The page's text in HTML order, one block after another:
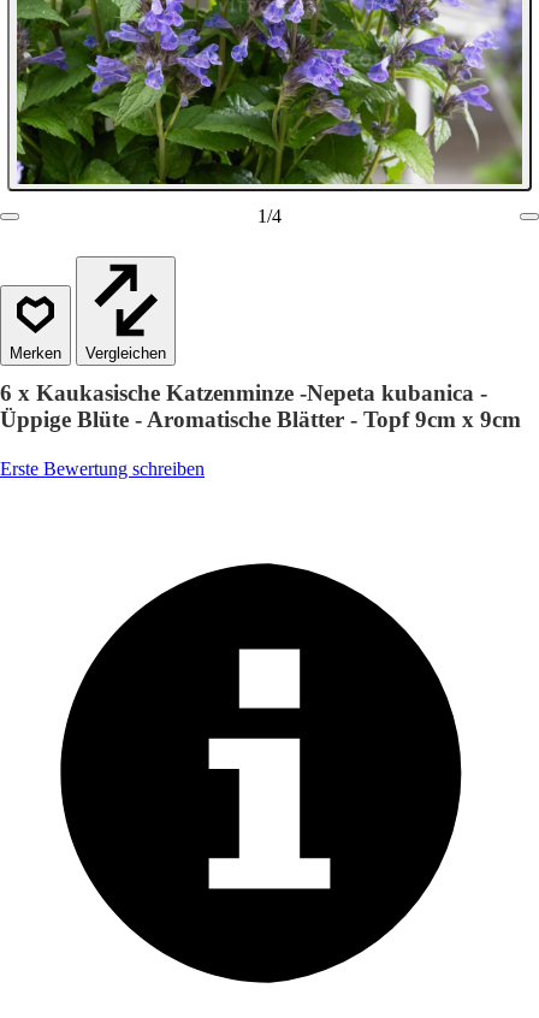
1/4
Vergleichen
6 x Kaukasische Katzenminze -Nepeta kubanica -
Üppige Blüte - Aromatische Blätter - Topf 9cm x 9cm
Erste Bewertung schreiben